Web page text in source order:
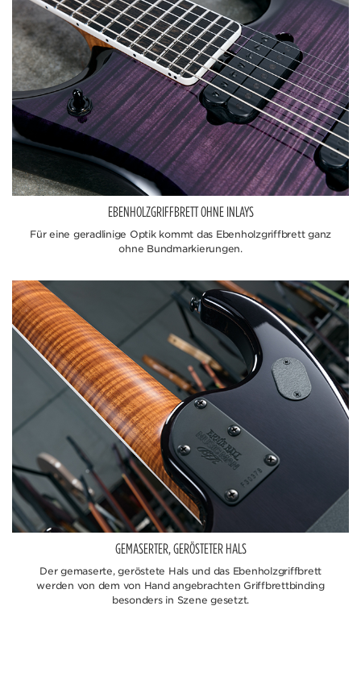
EBENHOLZGRIFFBRETT OHNE INLAYS
Für eine geradlinige Optik kommt das Ebenholzgriffbrett ganz
ohne Bundmarkierungen.
GEMASERTER, GERÖSTETER HALS
Der gemaserte, geröstete Hals und das Ebenholzgriffbrett
werden von dem von Hand angebrachten Griffbrettbinding
besonders in Szene gesetzt.